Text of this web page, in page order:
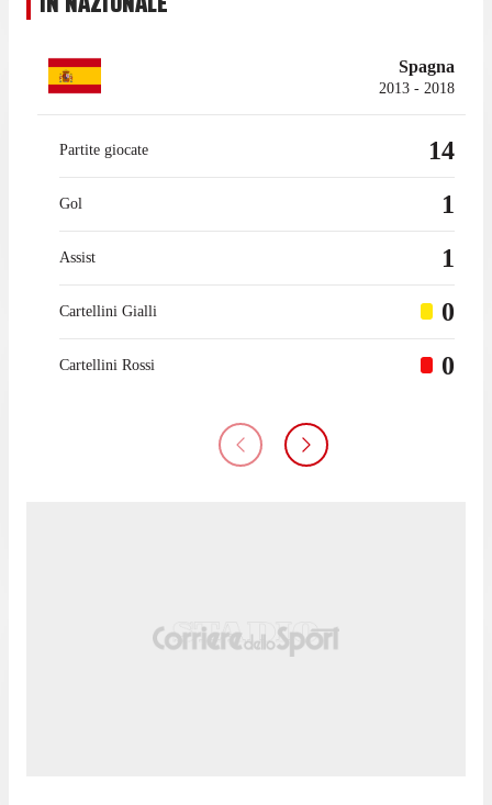
Spagna
2013 - 2018
Partite giocate 14
Gol 1
Assist 1
Cartellini Gialli 0
Cartellini Rossi 0